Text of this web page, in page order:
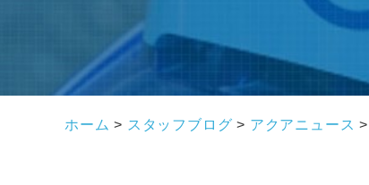
ホーム > スタッフブログ > アクアニュース >